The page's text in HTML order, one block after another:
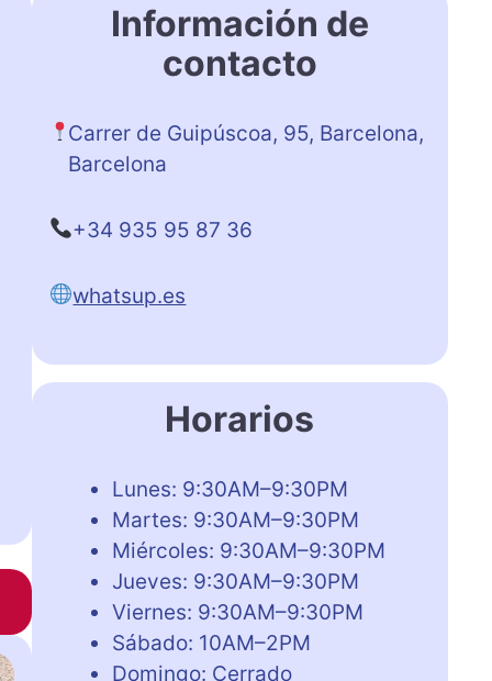
Información de
contacto
Carrer de Guipúscoa, 95, Barcelona,
Barcelona
+34 935 95 87 36
whatsup.es
Horarios
Lunes: 9:30AM–9:30PM
Martes: 9:30AM–9:30PM
Miércoles: 9:30AM–9:30PM
Jueves: 9:30AM–9:30PM
Viernes: 9:30AM–9:30PM
Sábado: 10AM–2PM
Domingo: Cerrado